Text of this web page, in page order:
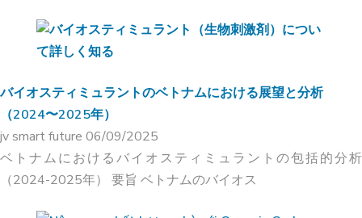
バイオスティミュラントのベトナムにおける展望と分析
（2024〜2025年）
jv smart future 06/09/2025
ベトナムにおけるバイオスティミュラントの包括的分析
（2024-2025年） 要旨 ベトナムのバイオス